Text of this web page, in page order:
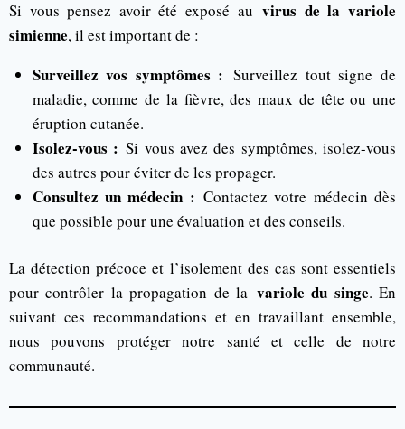
Si vous pensez avoir été exposé auvirus de la variole
simienne, il est important de :
Surveillez vos symptômes :Surveillez tout signe de
maladie, comme de la fièvre, des maux de tête ou une
éruption cutanée.
Isolez-vous : Si vous avez des symptômes, isolez-vous
des autres pour éviter de les propager.
Consultez un médecin : Contactez votre médecin dès
que possible pour une évaluation et des conseils.
La détection précoce et l’isolement des cas sont essentiels
pour contrôler la propagation de la variole du singe. En
suivant ces recommandations et en travaillant ensemble,
nous pouvons protéger notre santé et celle de notre
communauté.